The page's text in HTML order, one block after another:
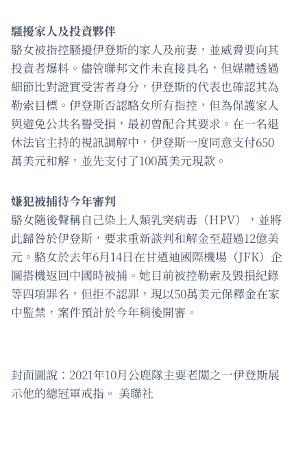
騷擾家人及投資夥伴
駱女被指控騷擾伊登斯的家人及前妻，並威脅要向其
投資者爆料。儘管聯邦文件未直接具名，但媒體透過
細節比對證實受害者身分，伊登斯的代表也確認其為
勒索目標。伊登斯否認駱女所有指控，但為保護家人
與避免公共名譽受損，最初曾配合其要求。在一名退
休法官主持的視訊調解中，伊登斯一度同意支付650
萬美元和解，並先支付了100萬美元現款。
嫌犯被捕待今年審判
駱女隨後聲稱自己染上人類乳突病毒（HPV），並將
此歸咎於伊登斯，要求重新談判和解金至超過12億美
元。駱女於去年6月14日在甘迺迪國際機場（JFK）企
圖搭機返回中國時被捕。她目前被控勒索及毀損紀錄
等四項罪名，但拒不認罪，現以50萬美元保釋金在家
中監禁，案件預計於今年稍後開審。
封面圖說：2021年10月公鹿隊主要老闆之一伊登斯展
示他的總冠軍戒指。 美聯社